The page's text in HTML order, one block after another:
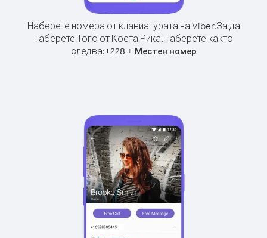
Наберете номера от клавиатурата на Viber.За да
наберете Того от Коста Рика, наберете както
следва:+228 + Местен номер